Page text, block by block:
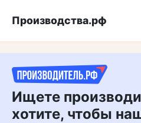
Производства.рф
Ищете
хотите, чтобы